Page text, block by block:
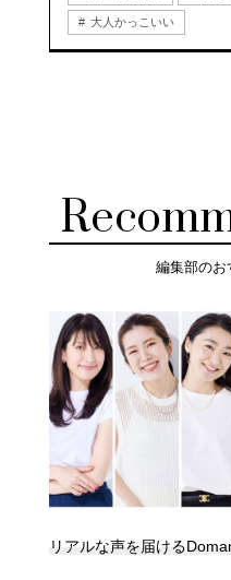
大人かっこいい
編集部のお
リアルな声を届ける